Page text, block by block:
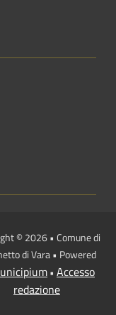
© 2026 • Comune di
di Vara • Powered
• Accesso
redazione